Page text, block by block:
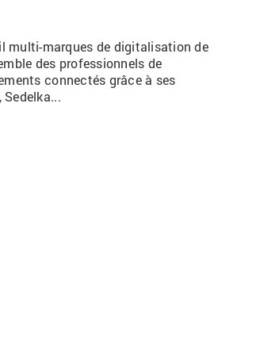
multi-marques de digitalisation de
des professionnels de
connectés grâce à ses
Sedelka...